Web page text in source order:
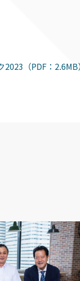
2023（PDF：